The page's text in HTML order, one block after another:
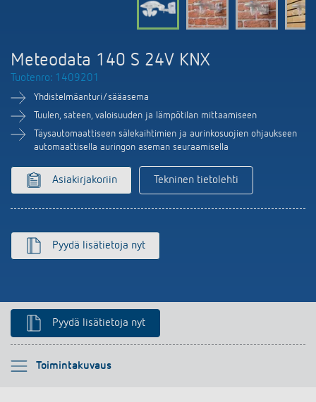
Tehokkaita apulaisia energiakriisissä
Design
Historia
Myynti maailmanlaajuisesti
LUXORliving
Meteodata 140 S 24V KNX
Tuotenro: 1409201
Yhdistelmäanturi/sääasema
Tuulen, sateen, valoisuuden ja lämpötilan mittaamiseen
Täysautomaattiseen sälekaihtimien ja aurinkosuojien ohjaukseen
automaattisella auringon aseman seuraamisella
Asiakirjakoriin Tekninen tietolehti
Pyydä lisätietoja nyt
Pyydä lisätietoja nyt
Toimintakuvaus
Ole hyvä ja valitse